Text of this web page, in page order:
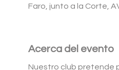
Faro, junto a la Corte,
Acerca del evento
Nuestro club pretende